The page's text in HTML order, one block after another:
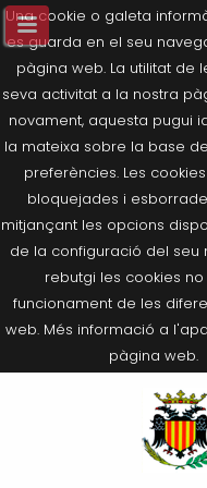
Una cookie o galeta
es guarda en el seu
pàgina web. La utilitat de
seva activitat a la nostra
novament, aquesta pugui
la mateixa sobre la base
preferències. Les
bloquejades i
mitjançant les opcions
de la configuració del seu
rebutgi les cookies
funcionament de les
web. Més informació a
pàgina web.
Salutació de l’Alcaldessa
Composició Consistori
Agricultura, Ramaderia i
Què és la Seu
Últimes publicacions